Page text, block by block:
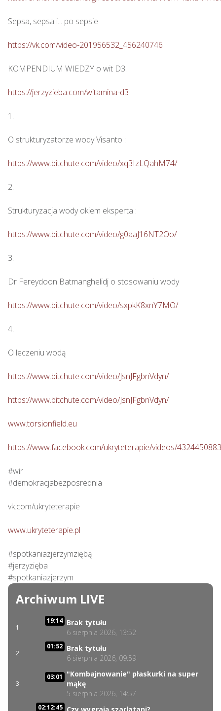
Sepsa, sepsa i... po sepsie
https://vk.com/video-201956532_456240746
KOMPENDIUM WIEDZY o wit D3.
https://jerzyzieba.com/witamina-d3
1.
O strukturyzatorze wody Visanto :
https://www.bitchute.com/video/xq3IzLQahM74/
2.
Strukturyzacja wody okiem eksperta :
https://www.bitchute.com/video/g0aaJ16NT2Oo/
3.
Dr Fereydoon Batmanghelidj o stosowaniu wody
https://www.bitchute.com/video/sxpkK8xnY7MO/
4.
O leczeniu wodą
https://www.bitchute.com/video/JsnJFgbnVdyn/
https://www.bitchute.com/video/JsnJFgbnVdyn/
www.torsionfield.eu
https://www.facebook.com/ukryteterapie/videos/
#wir
#demokracjabezposrednia
vk.com/ukryteterapie
www.ukryteterapie.pl
#spotkaniazjerzymziębą
#jerzyzięba
#spotkaniazjerzym
Archiwum LIVE
1
19:14 Brak tytułu
6 sierpnia 2026, 13:52
2
01:52 Brak tytułu
6 sierpnia 2026, 09:59
3
03:01
"Kombajnowanie" płaskurki na super
mąkę
5 sierpnia 2026, 14:57
02:12:45